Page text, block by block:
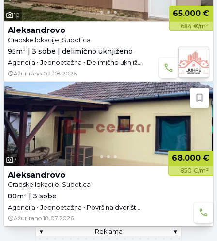
10 65.000 €
684 €/m²
Aleksandrovo
Gradske lokacije, Subotica
95m² | 3 sobe | delimično uknjiženo
Agencija • Jednoetažna • Delimično uknjižen
Ažurirano 02.08.2026.
7 68.000 €
850 €/m²
Aleksandrovo
Gradske lokacije, Subotica
80m² | 3 sobe
Agencija • Jednoetažna • Površina dvorišta: 5.4 a •
Ažurirano 18.07.2026.
▾
Reklama ▾